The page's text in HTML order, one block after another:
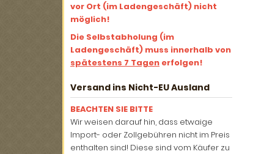
vor Ort (im Ladengeschäft) nicht
möglich!
Die Selbstabholung (im
Ladengeschäft) muss innerhalb von
spätestens 7 Tagen erfolgen!
Versand ins Nicht-EU Ausland
BEACHTEN SIE BITTE
Wir weisen darauf hin, dass etwaige
Import- oder Zollgebühren nicht im Preis
enthalten sind! Diese sind vom Käufer zu